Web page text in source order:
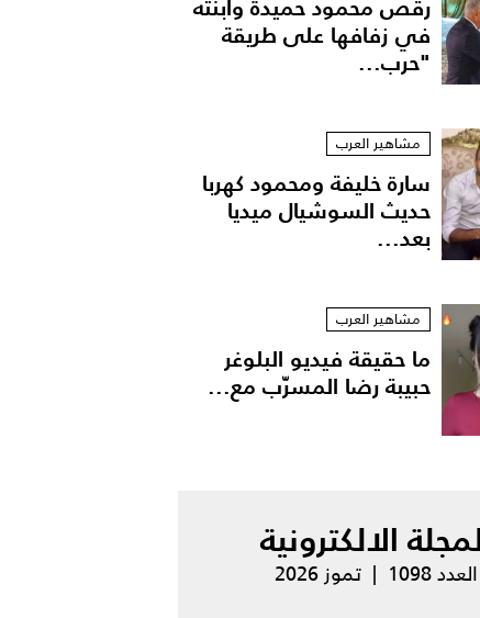
أبيض بقصة سترابلس
رقص محمود حميدة وابنته
في زفافها على طريقة
"حرب...
مشاهير العرب
سارة خليفة ومحمود كهربا
حديث السوشيال ميديا
بعد...
مشاهير العرب
ما حقيقة فيديو البلوغر
حبيبة رضا المسرّب مع...
الالكترونية
العدد 1098 | تموز 2026